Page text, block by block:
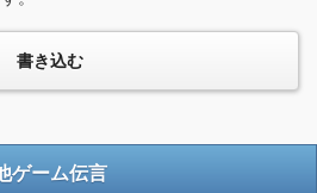
ゲーム伝言